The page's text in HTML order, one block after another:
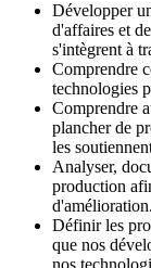
Développer
d'affaires et
s'intègrent à
Comprendre
technologies
Comprendre
plancher de
les
Analyser,
production
d'amélioration.
Définir les
que nos